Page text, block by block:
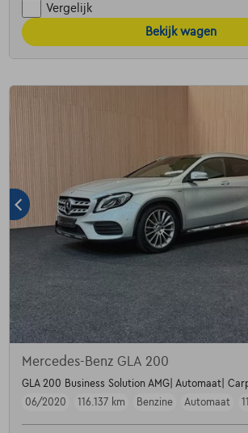
Vergelijk
Bekijk wagen
Mercedes-Benz GLA 200
GLA 200 Business Solution AMG| Automaat|
06/2020
116.137 km Benzine Automaat